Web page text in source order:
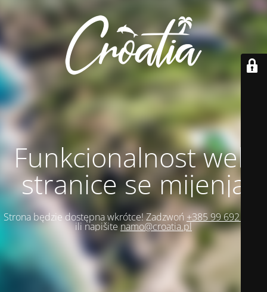
Funkcionalnost web
stranice se mijenja
Strona będzie dostępna wkrótce! Zadzwoń +385 99 692 1271
ili napišitenamo@croatia.pl